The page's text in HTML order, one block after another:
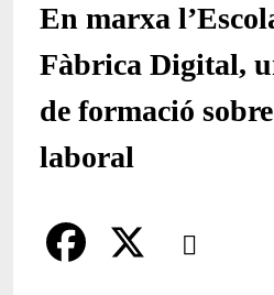
En marxa
Fàbrica Digital,
de formació
laboral
Comparteix